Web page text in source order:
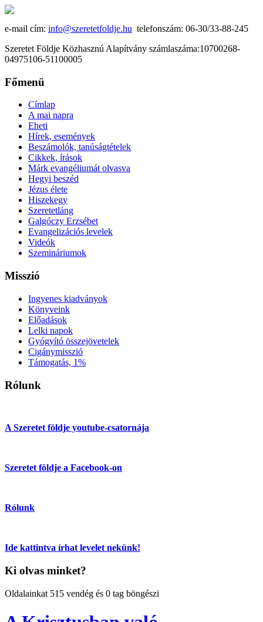
e-mail cím: info@szeretetfoldje.hu telefonszám: 06-30/33-88-245
Szeretet Földje Közhasznú Alapítvány számlaszáma:10700268-
04975106-51100005
Főmenü
Címlap
A mai napra
Eheti
Hírek, események
Beszámolók, tanúságtételek
Cikkek, írások
Márk evangéliumát olvasva
Hegyi beszéd
Jézus élete
Hiszekegy
Szeretetláng
Galgóczy Erzsébet
Evangelizációs levelek
Videók
Szemináriumok
Misszió
Ingyenes kiadványok
Könyveink
Előadások
Lelki napok
Gyógyító összejövetelek
Cigánymisszió
Támogatás, 1%
Rólunk
A Szeretet földje youtube-csatornája
Szeretet földje a Facebook-on
Rólunk
Ide kattintva írhat levelet nekünk!
Ki olvas minket?
Oldalainkat 515 vendég és 0 tag böngészi